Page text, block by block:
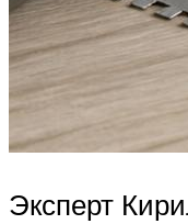
Эксперт